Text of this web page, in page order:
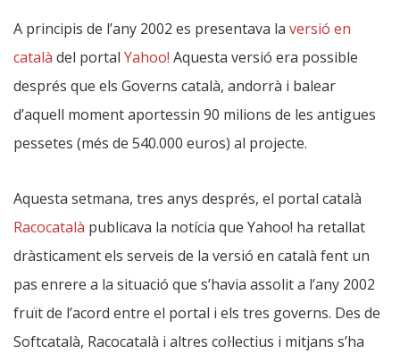
A principis de l’any 2002 es presentava la versió en
català del portal Yahoo! Aquesta versió era possible
després que els Governs català, andorrà i balear
d’aquell moment aportessin 90 milions de les antigues
pessetes (més de 540.000 euros) al projecte.
Aquesta setmana, tres anys després, el portal català
Racocatalà publicava la notícia que Yahoo! ha retallat
dràsticament els serveis de la versió en català fent un
pas enrere a la situació que s’havia assolit a l’any 2002
fruït de l’acord entre el portal i els tres governs. Des de
Softcatalà, Racocatalà i altres col·lectius i mitjans s’ha